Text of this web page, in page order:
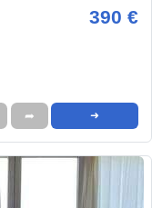
390 €
➦ ➜